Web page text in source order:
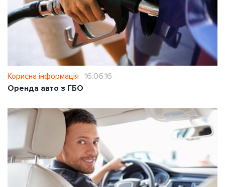
Корисна інформація 16.06.16
Оренда авто з ГБО